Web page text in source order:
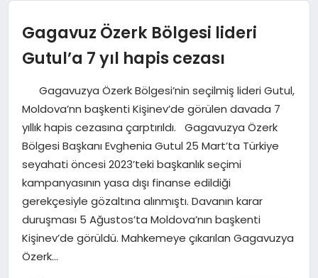
SPOR
EKONOMI
TEKNOLOJI
EĞITIM
MAGAZIN
YAŞAM
OTOMOBIL
Gagavuz Özerk Bölgesi lideri
Gutul’a 7 yıl hapis cezası
Gagavuzya Özerk Bölgesi’nin seçilmiş lideri Gutul,
Moldova’nn başkenti Kişinev’de görülen davada 7
yıllık hapis cezasına çarptırıldı. Gagavuzya Özerk
Bölgesi Başkanı Evghenia Gutul 25 Mart’ta Türkiye
seyahati öncesi 2023’teki başkanlık seçimi
kampanyasının yasa dışı finanse edildiği
gerekçesiyle gözaltına alınmıştı. Davanın karar
duruşması 5 Ağustos’ta Moldova’nın başkenti
Kişinev’de görüldü. Mahkemeye çıkarılan Gagavuzya
Özerk…